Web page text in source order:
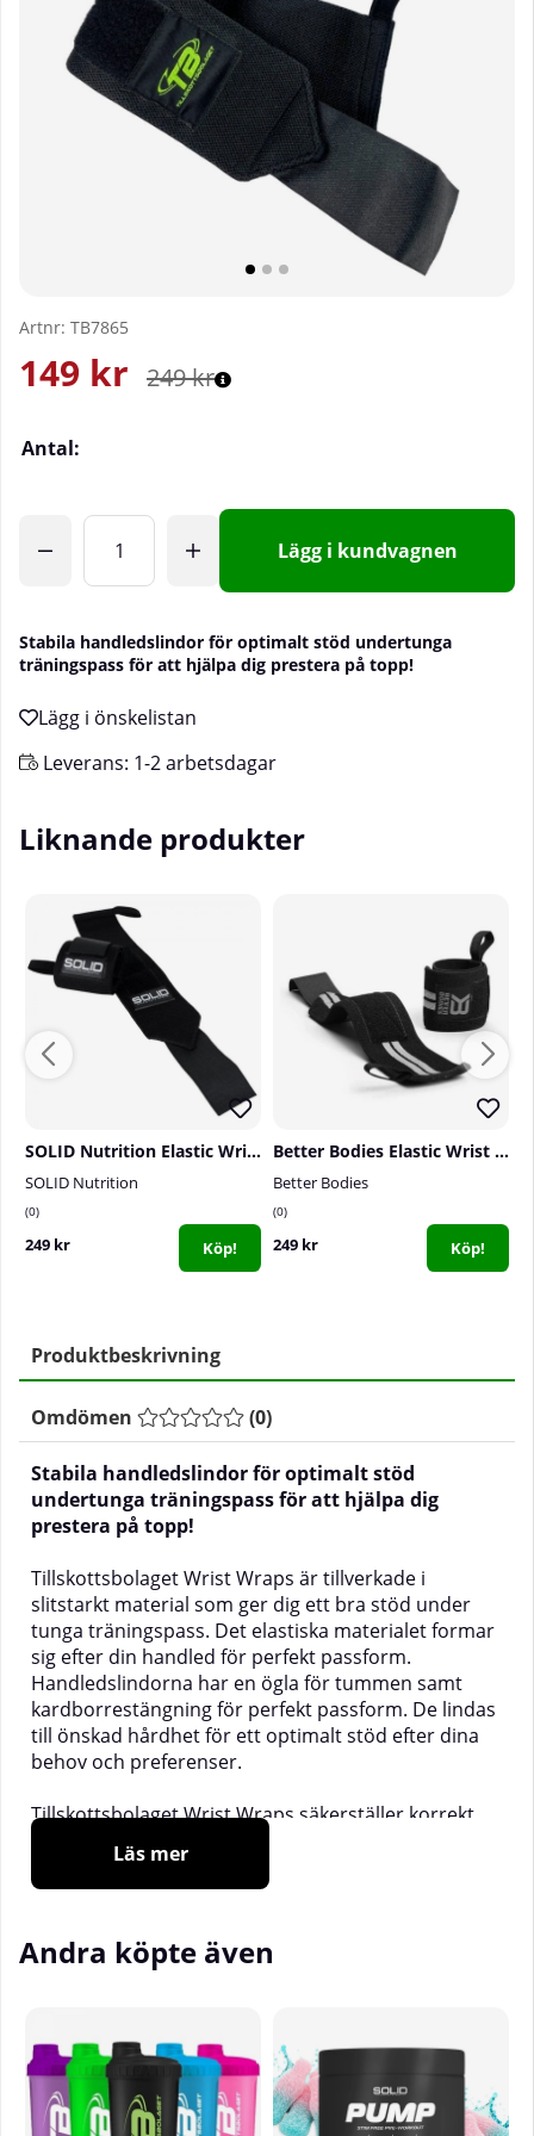
Artnr: TB7865
249kr
149 kr
Antal:
Lägg i kundvagnen
Stabila handledslindor för optimalt stöd undertunga
träningspass för att hjälpa dig prestera på topp!
Leverans: 1-2 arbetsdagar
Liknande produkter
SOLID Nutrition Elastic Wrist Wraps
SOLID Nutrition
0
249 kr Köp!
Better Bodies Elastic Wrist Wraps, black
Better Bodies
0
249 kr Köp!
Produktbeskrivning
Omdömen (0)
Stabila handledslindor för optimalt stöd
undertunga träningspass för att hjälpa dig
prestera på topp!
Tillskottsbolaget Wrist Wraps är tillverkade i
slitstarkt material som ger dig ett bra stöd under
tunga träningspass. Det elastiska materialet formar
sig efter din handled för perfekt passform.
Handledslindorna har en ögla för tummen samt
kardborrestängning för perfekt passform. De lindas
till önskad hårdhet för ett optimalt stöd efter dina
behov och preferenser.
Tillskottsbolaget Wrist Wraps säkerställer korrekt
position av handleden och ger bra stöd vid till
exempel pressövningar och minskar även risken för
skador.
_________________________
Läs mer
Andra köpte även